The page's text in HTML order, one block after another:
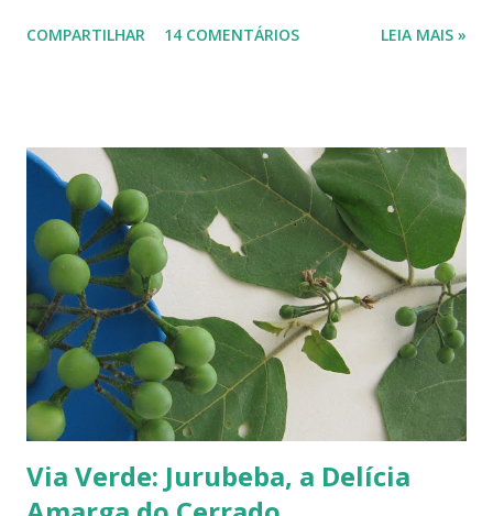
precisos, mas é por aí. Na Europa existe uma grande quantidade delas,
coquinho, morango, amora - estou citando as que amo, claro. Em
Paris pode-se encontrar a reine-claude em quase todos os lugares, dos
supermercados às feiras livres. Foi em uma dessas feiras que a
conheci. Compramos muitas. Quando a experimentei... Ah! Como é
de-li-ci-o-sa! Comecei a degustá-las e só parei porque me contaram
uma 'historinha': a de um brasileiro que, a...
COMPARTILHAR 14 COMENTÁRIOS LEIA MAIS »
Via Verde: Jurubeba, a Delícia